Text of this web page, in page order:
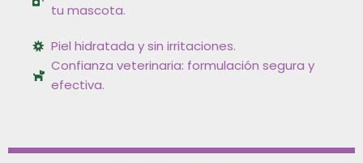
tu mascota.
Piel hidratada y sin irritaciones.
Confianza veterinaria: formulación segura y
efectiva.